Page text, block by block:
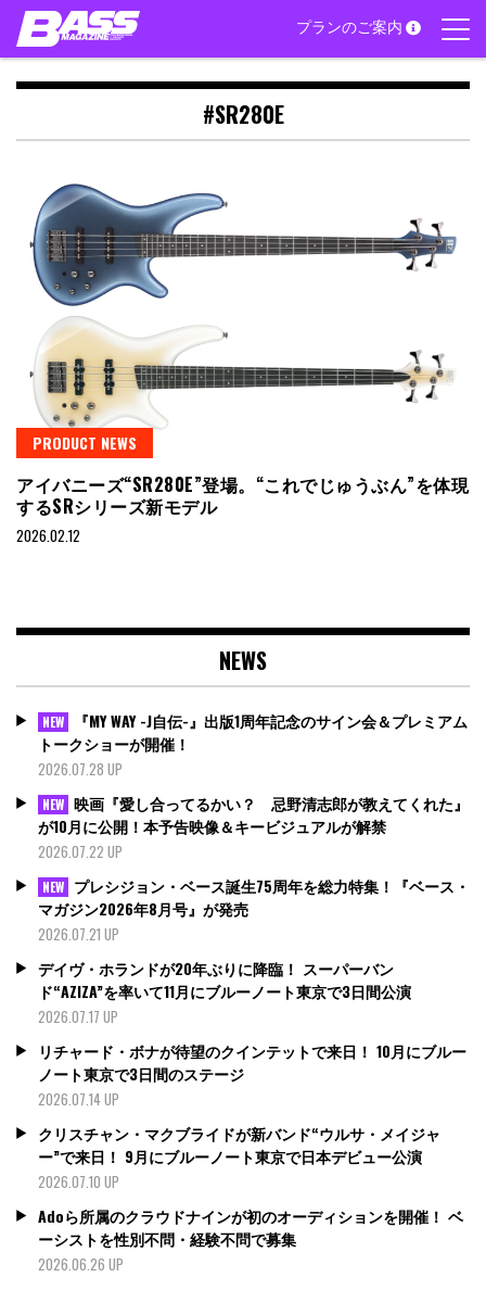
Skip
content
プランのご案内
#SR280E
PRODUCT NEWS
アイバニーズ“SR280E”登場。“これでじゅうぶん”を体現
するSRシリーズ新モデル
2026.02.12
NEWS
NEW
『MY WAY -J自伝-』出版1周年記念のサイン会＆プレミアム
トークショーが開催！
2026.07.28 UP
NEW 映画『愛し合ってるかい？ 忌野清志郎が教えてくれた』
が10月に公開！本予告映像＆キービジュアルが解禁
2026.07.22 UP
NEW プレシジョン・ベース誕生75周年を総力特集！『ベース・
マガジン2026年8月号』が発売
2026.07.21 UP
デイヴ・ホランドが20年ぶりに降臨！ スーパーバン
ド“AZIZA”を率いて11月にブルーノート東京で3日間公演
2026.07.17 UP
リチャード・ボナが待望のクインテットで来日！ 10月にブルー
ノート東京で3日間のステージ
2026.07.14 UP
クリスチャン・マクブライドが新バンド“ウルサ・メイジャ
ー”で来日！ 9月にブルーノート東京で日本デビュー公演
2026.07.10 UP
Adoら所属のクラウドナインが初のオーディションを開催！ ベ
ーシストを性別不問・経験不問で募集
2026.06.26 UP